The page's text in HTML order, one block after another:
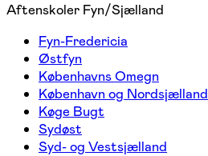
Aftenskoler Fyn/Sjælland
Fyn-Fredericia
Østfyn
Københavns Omegn
København og Nordsjælland
Køge Bugt
Sydøst
Syd- og Vestsjælland